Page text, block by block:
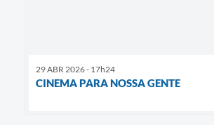
29 ABR 2026 - 17h24
CINEMA PARA NOSSA GENTE